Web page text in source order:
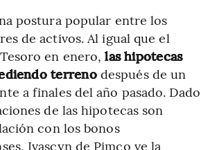
postura popular entre los
de activos. Al igual que el
en enero,las hipotecas
terrenodespués de un
a finales del año pasado. Dado
de las hipotecas son
con los bonos
Ivascyn de Pimco ve la